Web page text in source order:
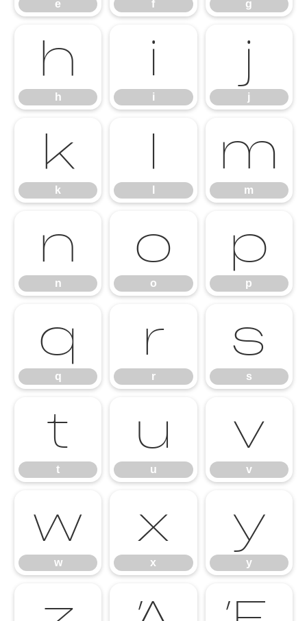
e f g
h
h
i
i
j
j
k
k
l m
m
n
n
o
o
p
p
q
q
r
r
s
s
t
t
u
u
v
v
w
w
x
x
y
y